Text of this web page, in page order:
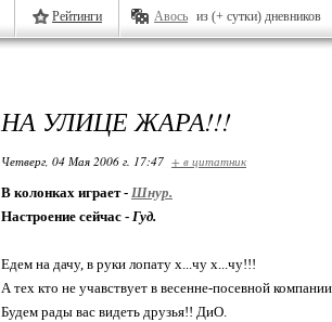
Рейтинги Авось из (+ сутки) дневников
НА УЛИЦЕ ЖАРА!!!
Четверг, 04 Мая 2006 г. 17:47 + в цитатник
В колонках играет - Шнур.
Настроение сейчас - Гуд.
Едем на дачу, в руки лопату х...чу х...чу!!!
А тех кто не учавствует в весенне-посевной
Будем рады вас видеть друзья!! ДиО.